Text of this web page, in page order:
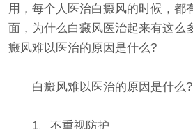
用，每个人医治白癜风的时候，都
面，为什么白癜风医治起来有这么
癜风难以医治的原因是什么?
白癜风难以医治的原因是什么?
1、不重视防护